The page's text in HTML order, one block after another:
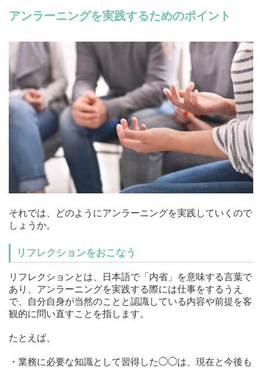
アンラーニングを実践するためのポイント
それでは、どのようにアンラーニングを実践していくので
しょうか。
リフレクションをおこなう
リフレクションとは、日本語で「内省」を意味する言葉で
あり、アンラーニングを実践する際には仕事をするうえ
で、自分自身が当然のことと認識している内容や前提を客
観的に問い直すことを指します。
たとえば、
・業務に必要な知識として習得した◯◯は、現在と今後も